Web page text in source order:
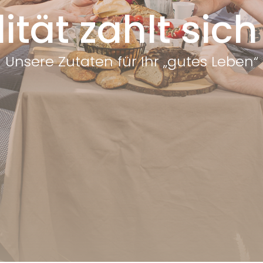
zahlt
Unsere Zutaten für Ihr „gutes Leben“